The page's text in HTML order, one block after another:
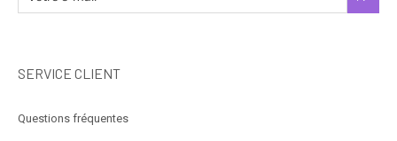
SERVICE CLIENT
Questions fréquentes